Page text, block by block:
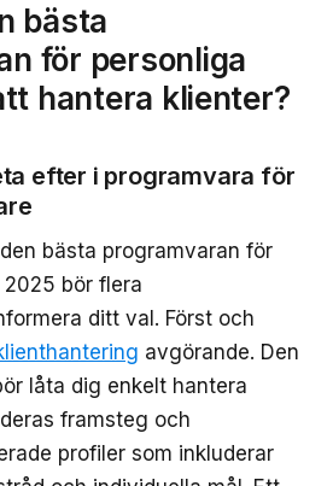
bästa
för personliga
hantera klienter?
efter i programvara för
bästa programvaran för
bör flera
ditt val. Först och
avgörande. Den
låta dig enkelt hantera
framsteg och
profiler som inkluderar